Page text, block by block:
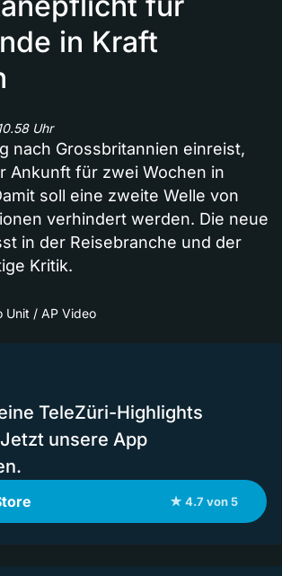
in Kraft
Uhr
nach Grossbritannien einreist,
Ankunft für zwei Wochen in
soll eine zweite Welle von
verhindert werden. Die neue
in der Reisebranche und der
Kritik.
Unit / AP Video
TeleZüri-Highlights
unsere App
★ 4.7 von 5